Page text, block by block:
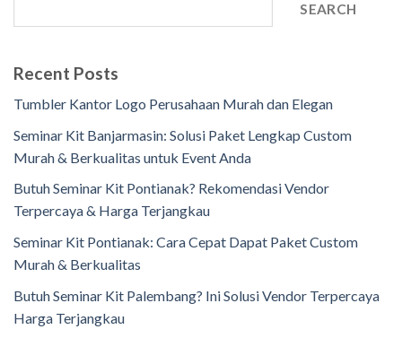
SEARCH
Recent Posts
Tumbler Kantor Logo Perusahaan Murah dan Elegan
Seminar Kit Banjarmasin: Solusi Paket Lengkap Custom
Murah & Berkualitas untuk Event Anda
Butuh Seminar Kit Pontianak? Rekomendasi Vendor
Terpercaya & Harga Terjangkau
Seminar Kit Pontianak: Cara Cepat Dapat Paket Custom
Murah & Berkualitas
Butuh Seminar Kit Palembang? Ini Solusi Vendor Terpercaya
Harga Terjangkau